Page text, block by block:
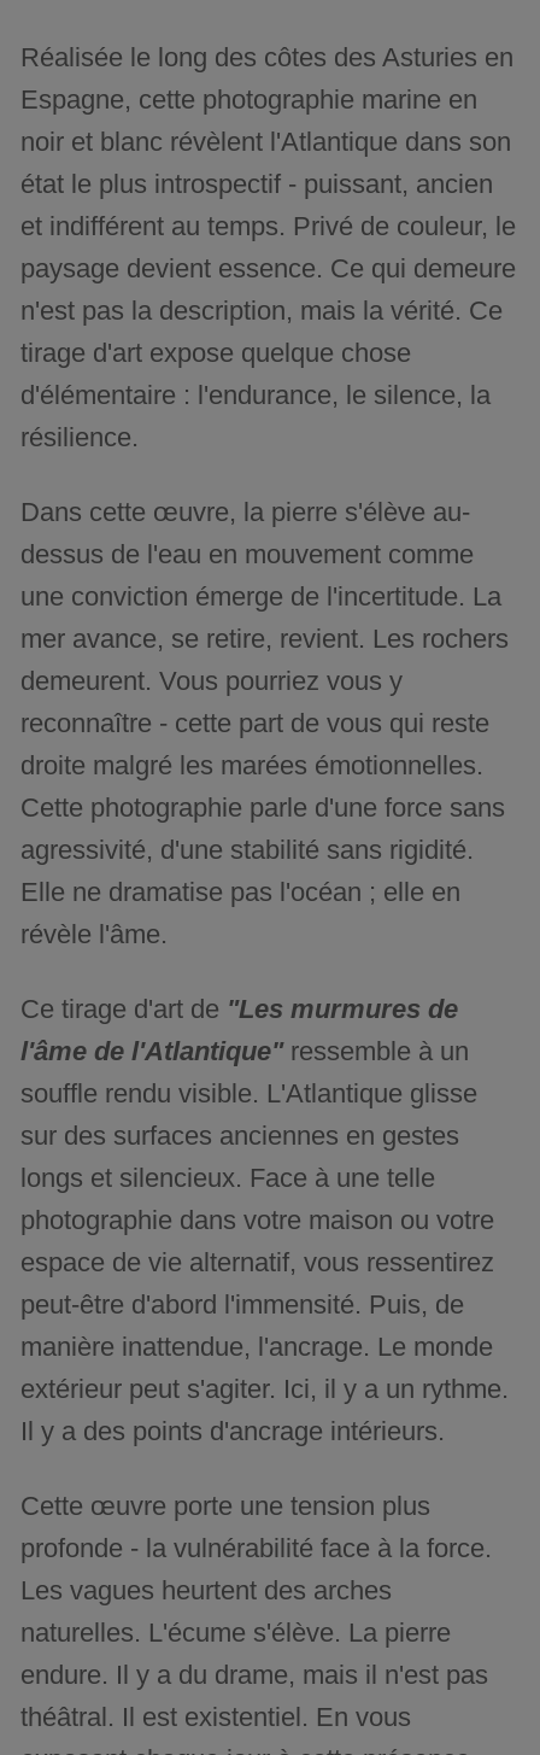
Réalisée le long des côtes des Asturies en
Espagne, cette photographie marine en
noir et blanc révèlent l'Atlantique dans son
état le plus introspectif - puissant, ancien
et indifférent au temps. Privé de couleur, le
paysage devient essence. Ce qui demeure
n'est pas la description, mais la vérité. Ce
tirage d'art expose quelque chose
d'élémentaire : l'endurance, le silence, la
résilience.
Dans cette œuvre, la pierre s'élève au-
dessus de l'eau en mouvement comme
une conviction émerge de l'incertitude. La
mer avance, se retire, revient. Les rochers
demeurent. Vous pourriez vous y
reconnaître - cette part de vous qui reste
droite malgré les marées émotionnelles.
Cette photographie parle d'une force sans
agressivité, d'une stabilité sans rigidité.
Elle ne dramatise pas l'océan ; elle en
révèle l'âme.
Ce tirage d'art de "Les murmures de
l'âme de l'Atlantique"ressemble à un
souffle rendu visible. L'Atlantique glisse
sur des surfaces anciennes en gestes
longs et silencieux. Face à une telle
photographie dans votre maison ou votre
espace de vie alternatif, vous ressentirez
peut-être d'abord l'immensité. Puis, de
manière inattendue, l'ancrage. Le monde
extérieur peut s'agiter. Ici, il y a un rythme.
Il y a des points d'ancrage intérieurs.
Cette œuvre porte une tension plus
profonde - la vulnérabilité face à la force.
Les vagues heurtent des arches
naturelles. L'écume s'élève. La pierre
endure. Il y a du drame, mais il n'est pas
théâtral. Il est existentiel. En vous